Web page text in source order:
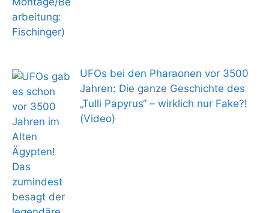
UFOs bei den Pharaonen vor 3500
Jahren: Die ganze Geschichte des
„Tulli Papyrus“ – wirklich nur Fake?!
(Video)